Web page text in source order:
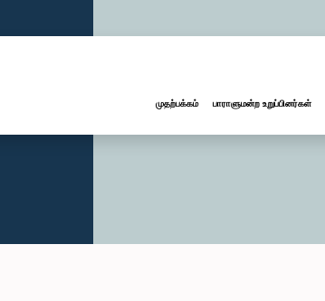
முதற்பக்கம் பாராளுமன்ற உறுப்பினர்கள்